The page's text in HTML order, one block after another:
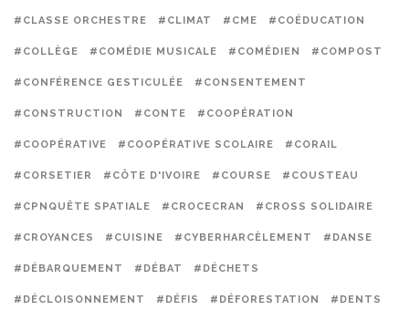
#CLASSE ORCHESTRE #CLIMAT #CME #COÉDUCATION
#COLLÈGE #COMÉDIE MUSICALE #COMÉDIEN #COMPOST
#CONFÉRENCE GESTICULÉE #CONSENTEMENT
#CONSTRUCTION #CONTE #COOPÉRATION
#COOPÉRATIVE #COOPÉRATIVE SCOLAIRE #CORAIL
#CORSETIER #CÔTE D'IVOIRE #COURSE #COUSTEAU
#CPNQUÊTE SPATIALE #CROCECRAN #CROSS SOLIDAIRE
#CROYANCES #CUISINE #CYBERHARCÈLEMENT #DANSE
#DÉBARQUEMENT #DÉBAT #DÉCHETS
#DÉCLOISONNEMENT #DÉFIS #DÉFORESTATION #DENTS